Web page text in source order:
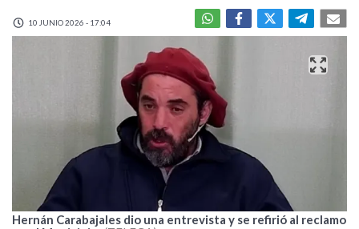
10 JUNIO 2026 - 17:04
Hernán Carabajales dio una entrevista y se refirió al reclamo